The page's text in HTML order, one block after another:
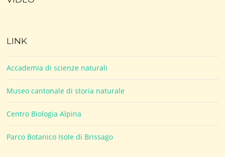
LINK
Accademia di scienze naturali
Museo cantonale di storia naturale
Centro Biologia Alpina
Parco Botanico Isole di Brissago